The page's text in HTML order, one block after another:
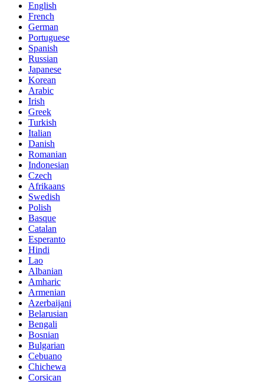
English
French
German
Portuguese
Spanish
Russian
Japanese
Korean
Arabic
Irish
Greek
Turkish
Italian
Danish
Romanian
Indonesian
Czech
Afrikaans
Swedish
Polish
Basque
Catalan
Esperanto
Hindi
Lao
Albanian
Amharic
Armenian
Azerbaijani
Belarusian
Bengali
Bosnian
Bulgarian
Cebuano
Chichewa
Corsican